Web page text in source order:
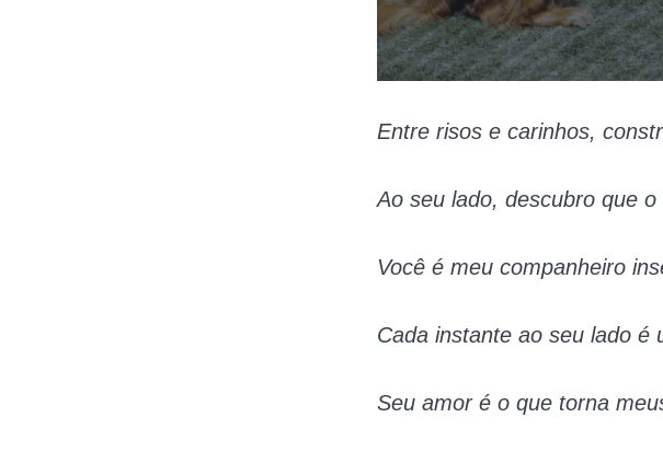
Entre risos e carinhos,
Ao seu lado, descubro que
Você é meu companheiro
Cada instante ao seu lado é
Seu amor é o que torna